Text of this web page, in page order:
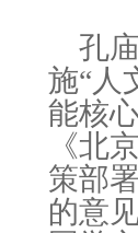
孔庙
施“人
能核
《北
策部
的意